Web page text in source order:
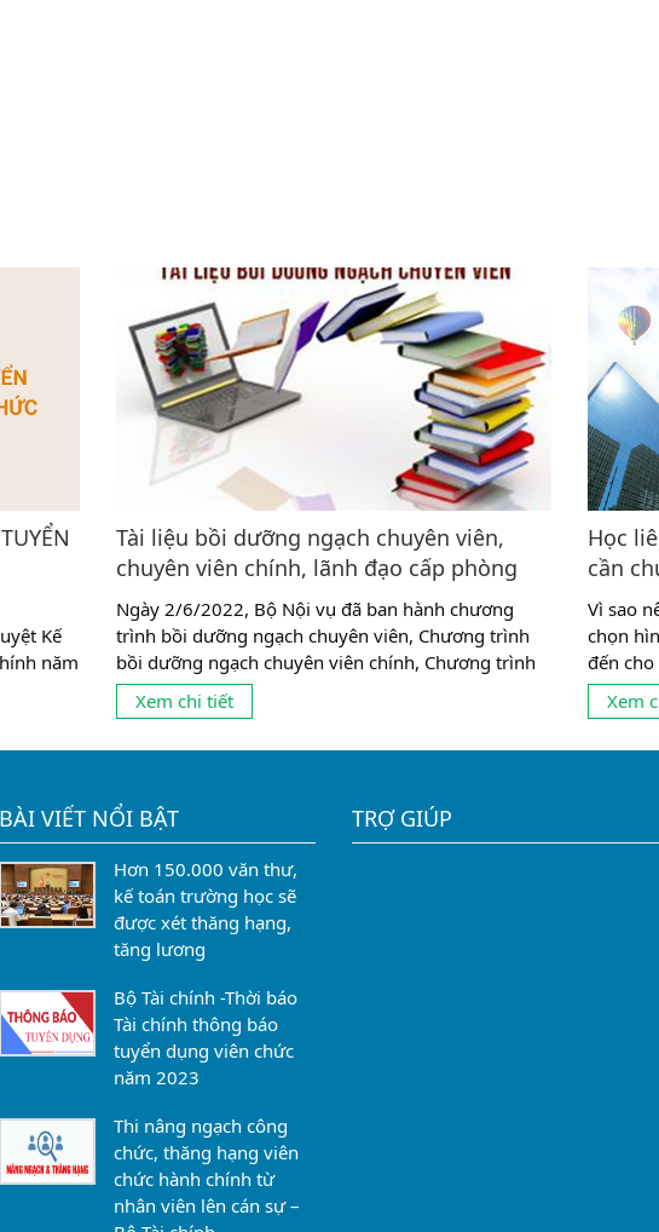
Kế
năm
viên
Tài liệu bồi dưỡng ngạch chuyên viên,
chuyên viên chính, lãnh đạo cấp phòng
Ngày 2/6/2022, Bộ Nội vụ đã ban hành chương
trình bồi dưỡng ngạch chuyên viên, Chương trình
bồi dưỡng ngạch chuyên viên chính, Chương trình
bồi dưỡng lãnh đạo, quản lý cấp phòng. Căn cứ
chương trình Bộ Nội vụ đã ban hành thì Tài liệu
Xem chi tiết
Học
cần
Vì sao
chọn
đến
Giới
Trước
Xem
BÀI VIẾT NỔI BẬT
Hơn 150.000 văn thư,
kế toán trường học sẽ
được xét thăng hạng,
tăng lương
Bộ Tài chính -Thời báo
Tài chính thông báo
tuyển dụng viên chức
năm 2023
Thi nâng ngạch công
chức, thăng hạng viên
chức hành chính từ
nhân viên lên cán sự –
TRỢ GIÚP